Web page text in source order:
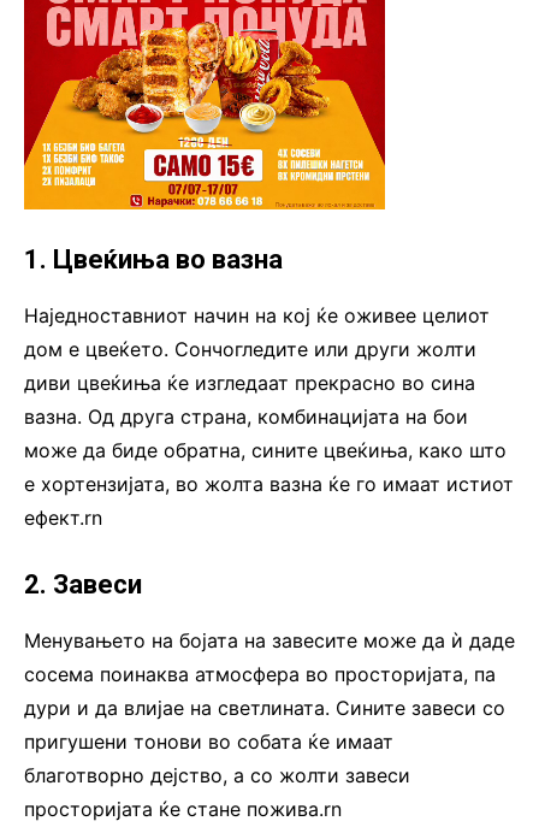
1. Цвеќиња во вазна
Наједноставниот начин на кој ќе оживее целиот
дом е цвеќето. Сончогледите или други жолти
диви цвеќиња ќе изгледаат прекрасно во сина
вазна. Од друга страна, комбинацијата на бои
може да биде обратна, сините цвеќиња, како што
е хортензијата, во жолта вазна ќе го имаат истиот
ефект.rn
2. Завеси
Менувањето на бојата на завесите може да ѝ даде
сосема поинаква атмосфера во просторијата, па
дури и да влијае на светлината. Сините завеси со
пригушени тонови во собата ќе имаат
благотворно дејство, а со жолти завеси
просторијата ќе стане пожива.rn